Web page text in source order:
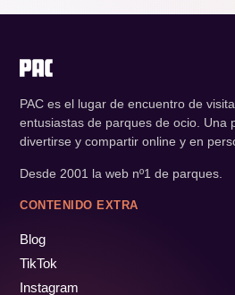
PAC es el lugar de encuentro de
entusiastas de parques de ocio. Una
divertirse y compartir online y en
Desde 2001 la web nº1 de parques.
CONTENIDO EXTRA
Blog
TikTok
Instagram